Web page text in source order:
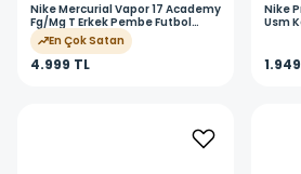
NikeMercurial Vapor 17 Academy
Fg/Mg T Erkek Pembe Futbol
Krampon IO8228-900
En Çok Satan
4.999 TL
Nike
Usm